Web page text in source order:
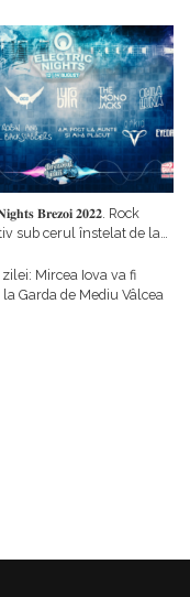
𝐍𝐢𝐠𝐡𝐭𝐬 𝐁𝐫𝐞𝐳𝐨𝐢 𝟐𝟎𝟐𝟐. Rock
sub cerul înstelat de la
Mircea Iova va fi
Garda de Mediu Vâlcea